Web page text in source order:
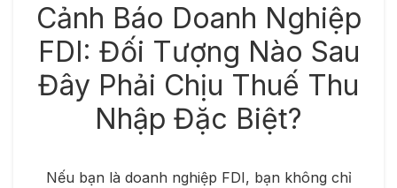
Cảnh Báo Doanh Nghiệp
FDI: Đối Tượng Nào Sau
Đây Phải Chịu Thuế Thu
Nhập Đặc Biệt?
Nếu bạn là doanh nghiệp FDI, bạn không chỉ